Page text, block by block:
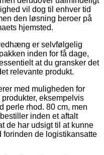
vil dog til enhver tid
den løsning beroer på
hjemsted.
er selvfølgelig
inden for få dage,
at du gransker det
relevante produkt.
med muligheden for
eksempelvis
perle rhod. 80 cm, men
inden et aftalt
de har udsigt til at kunne
forinden de logistikansatte